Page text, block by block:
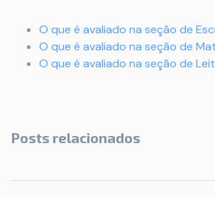
O que é avaliado na seção de
O que é avaliado na seção de
O que é avaliado na seção de
Posts relacionados